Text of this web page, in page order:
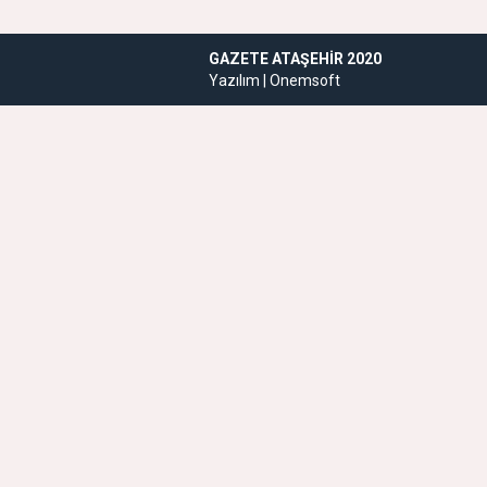
GAZETE ATAŞEHIR 2020
Yazılım | Onemsoft